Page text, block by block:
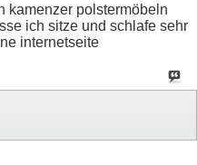
kamenzer polstermöbeln
ich sitze und schlafe sehr
internetseite